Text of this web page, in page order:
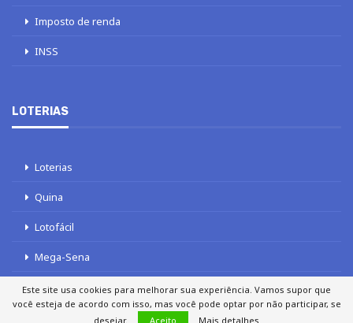
Imposto de renda
INSS
LOTERIAS
Loterias
Quina
Lotofácil
Mega-Sena
Tele sena
Este site usa cookies para melhorar sua experiência. Vamos supor que
você esteja de acordo com isso, mas você pode optar por não participar, se
desejar.
Aceito Mais detalhes